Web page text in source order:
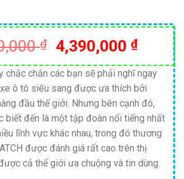
₫
Giá
gốc
là:
5,600,000 ₫.
4,390,000 ₫Giá
hiện
tại
là:
chắc chắn các bạn sẽ phải nghĩ ngay
ô tô siêu sang được ưa thích bởi
đầu thế giới. Nhưng bên cạnh đó,
biết đến là một tập đoàn nổi tiếng nhất
lĩnh vực khác nhau, trong đó thương
được đánh giá rất cao trên thị
cả thế giới ưa chuộng và tin dùng.